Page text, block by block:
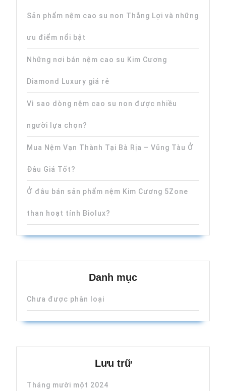
Sản phẩm nệm cao su non Thắng Lợi và những
ưu điểm nổi bật
Những nơi bán nệm cao su Kim Cương
Diamond Luxury giá rẻ
Vì sao dòng nệm cao su non được nhiều
người lựa chọn?
Mua Nệm Vạn Thành Tại Bà Rịa – Vũng Tàu Ở
Đâu Giá Tốt?
Ở đâu bán sản phẩm nệm Kim Cương 5Zone
than hoạt tính Biolux?
Danh mục
Chưa được phân loại
Lưu trữ
Tháng mười một 2024